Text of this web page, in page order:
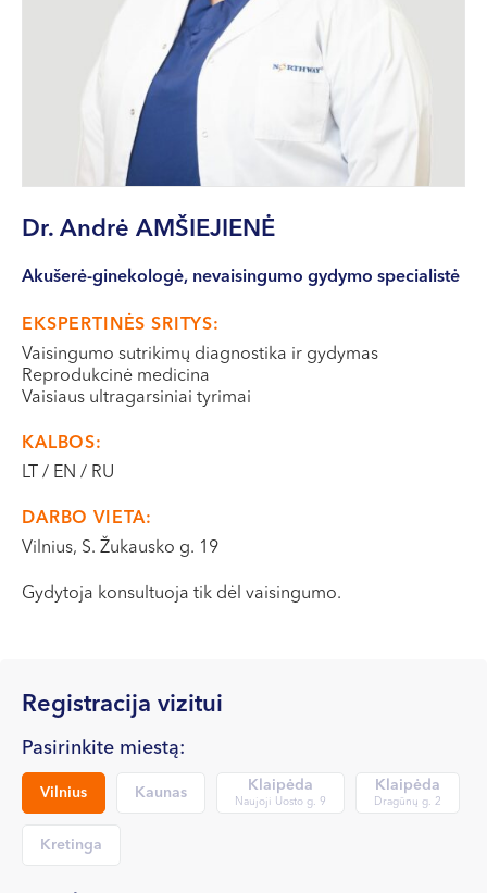
Dragūnų g. 2
Darbo laikas:
I-V 08:00 - 20:00
Naujoji Uosto g. 9
I-V 08:00 - 20:00
VII --
Kretinga
J. Basanavičiaus g. 80
Darbo laikas:
I-V 08:00 - 20:00
Dr. Andrė AMŠIEJIENĖ
Akušerė-ginekologė, nevaisingumo gydymo specialistė
EKSPERTINĖS SRITYS:
Vaisingumo sutrikimų diagnostika ir gydymas
Reprodukcinė medicina
Vaisiaus ultragarsiniai tyrimai
KALBOS:
LT / EN / RU
DARBO VIETA:
Vilnius, S. Žukausko g. 19
Gydytoja konsultuoja tik dėl vaisingumo.
Registracija vizitui
Pasirinkite miestą:
Vilnius Kaunas Klaipėda
Naujoji Uosto g. 9
Klaipėda
Dragūnų g. 2
Kretinga